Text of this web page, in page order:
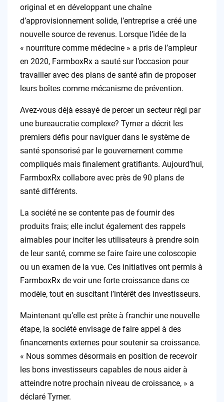
original et en développant une chaîne
d’approvisionnement solide, l’entreprise a créé une
nouvelle source de revenus. Lorsque l’idée de la
« nourriture comme médecine » a pris de l’ampleur
en 2020, FarmboxRx a sauté sur l’occasion pour
travailler avec des plans de santé afin de proposer
leurs boîtes comme mécanisme de prévention.
Avez-vous déjà essayé de percer un secteur régi par
une bureaucratie complexe? Tyrner a décrit les
premiers défis pour naviguer dans le système de
santé sponsorisé par le gouvernement comme
compliqués mais finalement gratifiants. Aujourd’hui,
FarmboxRx collabore avec près de 90 plans de
santé différents.
La société ne se contente pas de fournir des
produits frais; elle inclut également des rappels
aimables pour inciter les utilisateurs à prendre soin
de leur santé, comme se faire faire une coloscopie
ou un examen de la vue. Ces initiatives ont permis à
FarmboxRx de voir une forte croissance dans ce
modèle, tout en suscitant l’intérêt des investisseurs.
Maintenant qu’elle est prête à franchir une nouvelle
étape, la société envisage de faire appel à des
financements externes pour soutenir sa croissance.
« Nous sommes désormais en position de recevoir
les bons investisseurs capables de nous aider à
atteindre notre prochain niveau de croissance, » a
déclaré Tyrner.